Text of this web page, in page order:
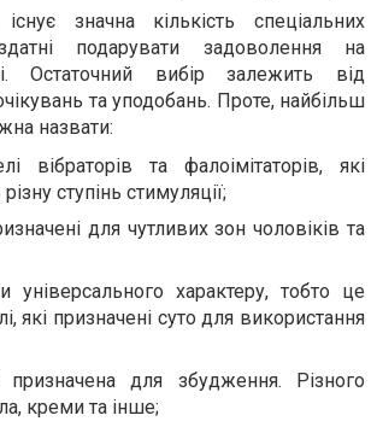
значна кількість спеціальних
подарувати задоволення на
Остаточний вибір залежить від
та уподобань. Проте, найбільш
назвати:
вібраторів та фалоімітаторів, які
ступінь стимуляції;
для чутливих зон чоловіків та
універсального характеру, тобто це
які призначені суто для використання
призначена для збудження. Різного
креми та інше;